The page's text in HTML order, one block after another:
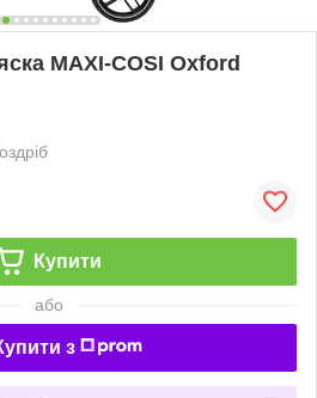
MAXI-COSI Oxford
Купити
або
з